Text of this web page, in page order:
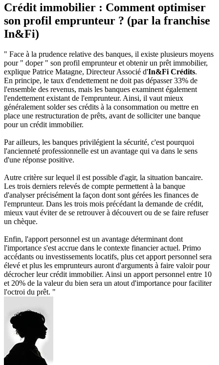
Crédit immobilier : Comment optimiser
son profil emprunteur ? (par la franchise
In&Fi)
" Face à la prudence relative des banques, il existe plusieurs moyens
pour " doper " son profil emprunteur et obtenir un prêt immobilier,
explique Patrice Matagne, Directeur Associé d'In&Fi Crédits.
En principe, le taux d'endettement ne doit pas dépasser 33% de
l'ensemble des revenus, mais les banques examinent également
l'endettement existant de l'emprunteur. Ainsi, il vaut mieux
généralement solder ses crédits à la consommation ou mettre en
place une restructuration de prêts, avant de solliciter une banque
pour un crédit immobilier.
Par ailleurs, les banques privilégient la sécurité, c'est pourquoi
l'ancienneté professionnelle est un avantage qui va dans le sens
d'une réponse positive.
Autre critère sur lequel il est possible d'agir, la situation bancaire.
Les trois derniers relevés de compte permettent à la banque
d'analyser précisément la façon dont sont gérées les finances de
l'emprunteur. Dans les trois mois précédant la demande de crédit,
mieux vaut éviter de se retrouver à découvert ou de se faire refuser
un chèque.
Enfin, l'apport personnel est un avantage déterminant dont
l'importance s'est accrue dans le contexte financier actuel. Primo
accédants ou investissements locatifs, plus cet apport personnel sera
élevé et plus les emprunteurs auront d'arguments à faire valoir pour
décrocher leur crédit immobilier. Ainsi un apport personnel entre 10
et 20% de la valeur du bien sera un atout d'importance pour faciliter
l'octroi du prêt. "